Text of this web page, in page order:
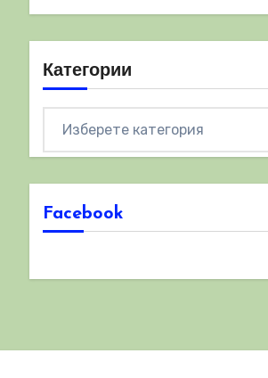
Категории
Facebook